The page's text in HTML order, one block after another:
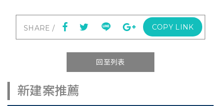
COPY LINK
回至列表
新建案推薦